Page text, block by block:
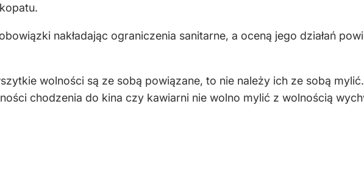
nakładając ograniczenia sanitarne, a oceną jego działań
wolności są ze sobą powiązane, to nie należy ich ze sobą
chodzenia do kina czy kawiarni nie wolno mylić z wolnością